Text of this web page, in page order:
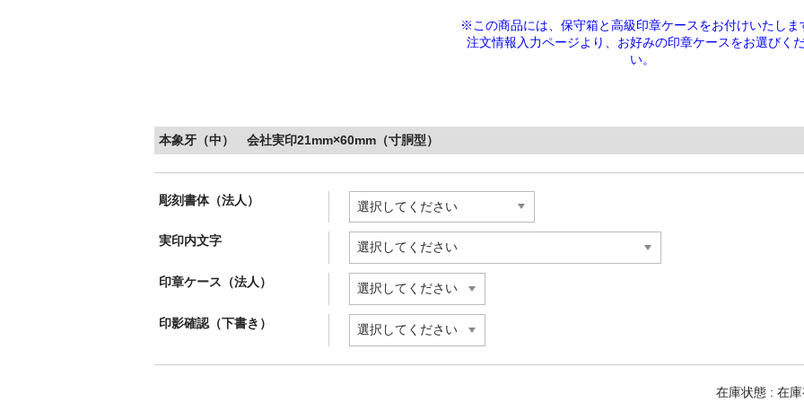
※この商品には、保守箱と高級印章ケースをお付けいたしま
注文情報入力ページより、 お好みの印章ケースをお選びく
い。
本象牙（中） 会社実印21mm×60mm（寸胴型）
彫刻書体（法人）
実印内文字
印章ケース（法人）
印影確認（下書き）
在庫状態 : 在庫